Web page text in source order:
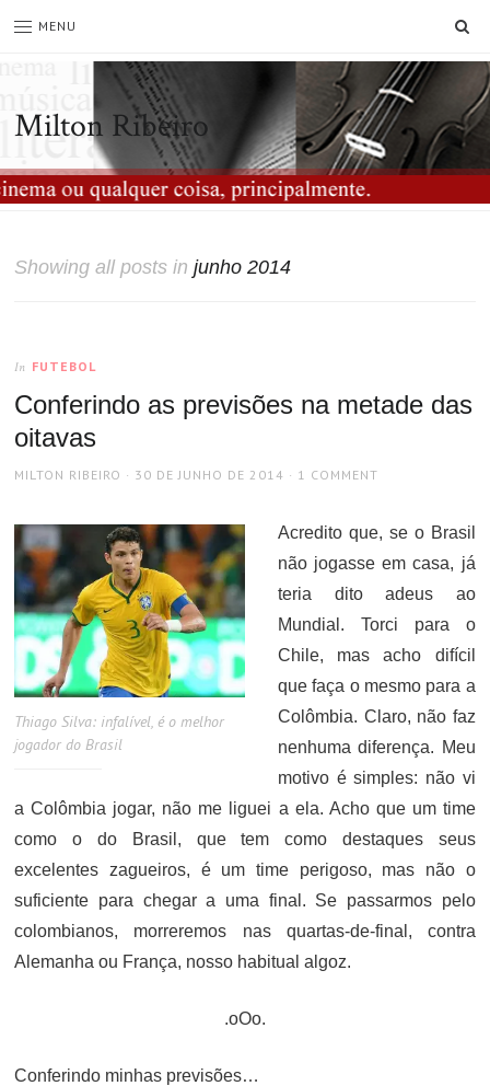
MENU
Milton Ribeiro
Showing all posts injunho 2014
In FUTEBOL
Conferindo as previsões na metade das
oitavas
AUTHOR
MILTON RIBEIRO
POSTED
30 DE JUNHO DE 2014 1 COMMENT
Thiago Silva: infalível, é o melhor
jogador do Brasil
Acredito que, se o Brasil
não jogasse em casa, já
teria dito adeus ao
Mundial. Torci para o
Chile, mas acho difícil
que faça o mesmo para a
Colômbia. Claro, não faz
nenhuma diferença. Meu
motivo é simples: não vi
a Colômbia jogar, não me liguei a ela. Acho que um time
como o do Brasil, que tem como destaques seus
excelentes zagueiros, é um time perigoso, mas não o
suficiente para chegar a uma final. Se passarmos pelo
colombianos, morreremos nas quartas-de-final, contra
Alemanha ou França, nosso habitual algoz.
.oOo.
Conferindo minhas previsões…